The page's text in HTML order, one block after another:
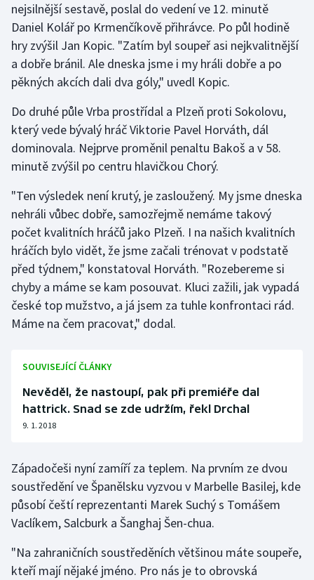
Lezení
Lyže a snowboard
Moderní pětiboj
Motorsport
Olympijské hry
Parasport
Plavání
Plážový volejbal
Ragby
Rychlobruslení
Short track
Sportovní střelba
Triatlon
Veslování
Vodní slalom
nejsilnější sestavě, poslal do vedení ve 12. minutě
Daniel Kolář po Krmenčíkově přihrávce. Po půl hodině
hry zvýšil Jan Kopic. "Zatím byl soupeř asi nejkvalitnější
a dobře bránil. Ale dneska jsme i my hráli dobře a po
pěkných akcích dali dva góly," uvedl Kopic.
Do druhé půle Vrba prostřídal a Plzeň proti Sokolovu,
který vede bývalý hráč Viktorie Pavel Horváth, dál
dominovala. Nejprve proměnil penaltu Bakoš a v 58.
minutě zvýšil po centru hlavičkou Chorý.
"Ten výsledek není krutý, je zasloužený. My jsme dneska
nehráli vůbec dobře, samozřejmě nemáme takový
počet kvalitních hráčů jako Plzeň. I na našich kvalitních
hráčích bylo vidět, že jsme začali trénovat v podstatě
před týdnem," konstatoval Horváth. "Rozebereme si
chyby a máme se kam posouvat. Kluci zažili, jak vypadá
české top mužstvo, a já jsem za tuhle konfrontaci rád.
Máme na čem pracovat," dodal.
SOUVISEJÍCÍ ČLÁNKY
Nevěděl, že nastoupí, pak při premiéře dal
hattrick. Snad se zde udržím, řekl Drchal
9. 1. 2018
Západočeši nyní zamíří za teplem. Na prvním ze dvou
soustředění ve Španělsku vyzvou v Marbelle Basilej, kde
působí čeští reprezentanti Marek Suchý s Tomášem
Vaclíkem, Salcburk a Šanghaj Šen-chua.
"Na zahraničních soustředěních většinou máte soupeře,
kteří mají nějaké jméno. Pro nás je to obrovská